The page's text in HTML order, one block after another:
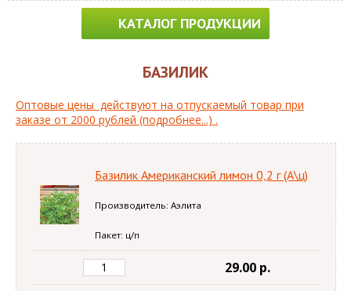
КАТАЛОГ ПРОДУКЦИИ
БАЗИЛИК
Оптовые цены действуют на отпускаемый товар при
заказе от 2000 рублей (подробнее...) .
Базилик Американский лимон 0,2 г (А\ц)
Производитель: Аэлита
Пакет: ц/п
29.00 p.